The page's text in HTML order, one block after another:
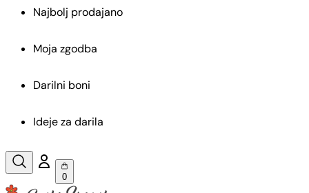
Najbolj prodajano
Moja zgodba
Darilni boni
Ideje za darila
0